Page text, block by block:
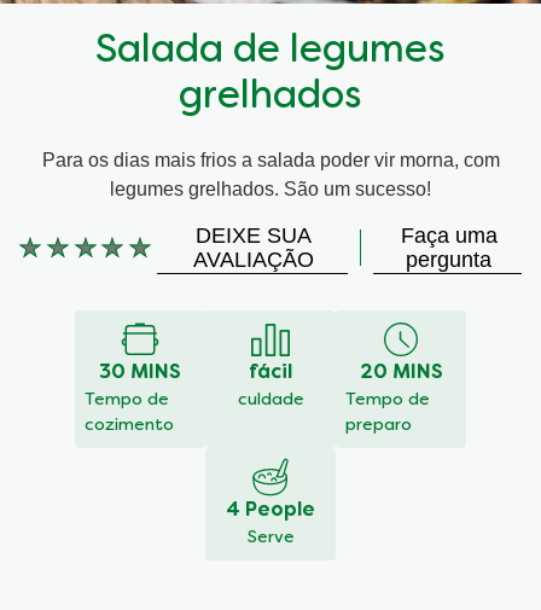
Salada de legumes
grelhados
Para os dias mais frios a salada poder vir morna, com
legumes grelhados. São um sucesso!
Nenhuma
DEIXE SUA
AVALIAÇÃO
Faça uma
pergunta
30 MINS
Tempo de
cozimento
fácil
culdade
20 MINS
Tempo de
preparo
4 People
Serve